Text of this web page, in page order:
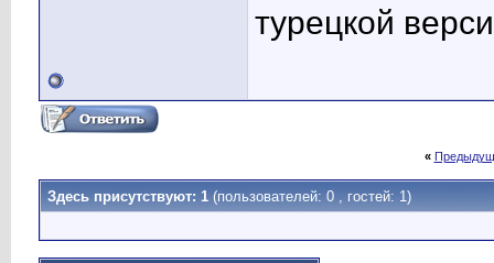
турецкой
«
Здесь присутствуют: 1 (пользователей: 0 , гостей: 1)